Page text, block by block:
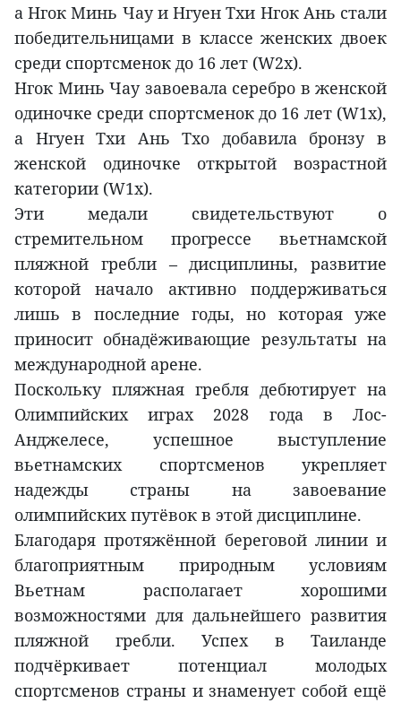
а Нгок Минь Чау и Нгуен Тхи Нгок Ань стали
победительницами в классе женских двоек
среди спортсменок до 16 лет (W2x).
Нгок Минь Чау завоевала серебро в женской
одиночке среди спортсменок до 16 лет (W1x),
а Нгуен Тхи Ань Тхо добавила бронзу в
женской одиночке открытой возрастной
категории (W1x).
Эти медали свидетельствуют о
стремительном прогрессе вьетнамской
пляжной гребли – дисциплины, развитие
которой начало активно поддерживаться
лишь в последние годы, но которая уже
приносит обнадёживающие результаты на
международной арене.
Поскольку пляжная гребля дебютирует на
Олимпийских играх 2028 года в Лос-
Анджелесе, успешное выступление
вьетнамских спортсменов укрепляет
надежды страны на завоевание
олимпийских путёвок в этой дисциплине.
Благодаря протяжённой береговой линии и
благоприятным природным условиям
Вьетнам располагает хорошими
возможностями для дальнейшего развития
пляжной гребли. Успех в Таиланде
подчёркивает потенциал молодых
спортсменов страны и знаменует собой ещё